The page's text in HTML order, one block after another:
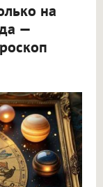
на
—